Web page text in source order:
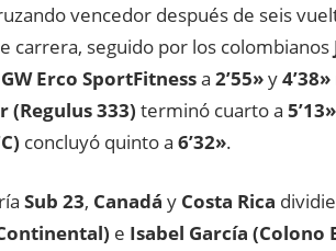
vencedor después de seis
carrera, seguido por los colombianos
GW Erco SportFitnessa 2’55»y4’38»
(Regulus 333) terminó cuarto a 5’13»
concluyó quinto a 6’32».
Sub 23, Canadá y Costa Rica
e Isabel García